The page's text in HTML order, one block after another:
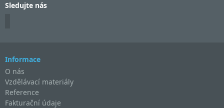
Sledujte nás
Informace
O nás
Vzdělávací materiály
Reference
Fakturační údaje